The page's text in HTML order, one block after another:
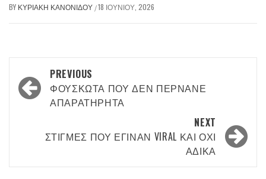
BY ΚΥΡΙΑΚΉ ΚΑΝΟΝΊΔΟΥ /18 ΙΟΥΝΊΟΥ, 2026
Post
navigation
PREVIOUS
ΦΟΥΣΚΩΤΆ ΠΟΥ ΔΕΝ ΠΕΡΝΆΝΕ
ΑΠΑΡΑΤΉΡΗΤΑ
NEXT
ΣΤΙΓΜΈΣ ΠΟΥ ΈΓΙΝΑΝ VIRAL ΚΑΙ ΌΧΙ
ΆΔΙΚΑ